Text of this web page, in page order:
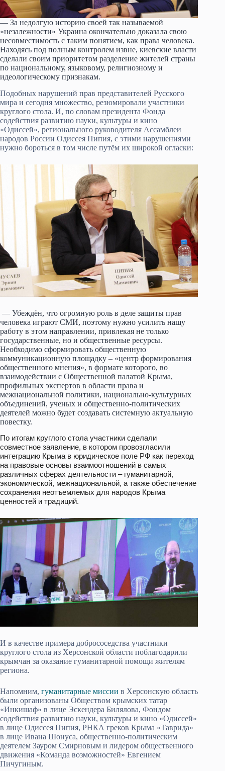
— За недолгую историю своей так называемой
«незалежности» Украина окончательно доказала свою
несовместимость с таким понятием, как права человека.
Находясь под полным контролем извне, киевские власти
сделали своим приоритетом разделение жителей страны
по национальному, языковому, религиозному и
идеологическому признакам.
Подобных нарушений прав представителей Русского
мира и сегодня множество, резюмировали участники
круглого стола. И, по словам президента Фонда
содействия развитию науки, культуры и кино
«Одиссей», регионального руководителя Ассамблеи
народов России Одиссея Пипия, с этими нарушениями
нужно бороться в том числе путём их широкой огласки:
— Убеждён, что огромную роль в деле защиты прав
человека играют СМИ, поэтому нужно усилить нашу
работу в этом направлении, привлекая не только
государственные, но и общественные ресурсы.
Необходимо сформировать общественную
коммуникационную площадку – «центр формирования
общественного мнения», в формате которого, во
взаимодействии с Общественной палатой Крыма,
профильных экспертов в области права и
межнациональной политики, национально-культурных
объединений, ученых и общественно-политических
деятелей можно будет создавать системную актуальную
повестку.
По итогам круглого стола участники сделали
совместное заявление, в котором провозгласили
интеграцию Крыма в юридическое поле РФ как переход
на правовые основы взаимоотношений в самых
различных сферах деятельности – гуманитарной,
экономической, межнациональной, а также обеспечение
сохранения неотъемлемых для народов Крыма
ценностей и традиций.
И в качестве примера добрососедства участники
круглого стола из Херсонской области поблагодарили
крымчан за оказание гуманитарной помощи жителям
региона.
Напомним, гуманитарные миссии в Херсонскую область
были организованы Обществом крымских татар
«Инкишаф» в лице Эскендера Билялова, Фондом
содействия развитию науки, культуры и кино «Одиссей»
в лице Одиссея Пипия, РНКА греков Крыма «Таврида»
в лице Ивана Шонуса, общественно-политическим
деятелем Зауром Смирновым и лидером общественного
движения «Команда возможностей» Евгением
Пичугиным.